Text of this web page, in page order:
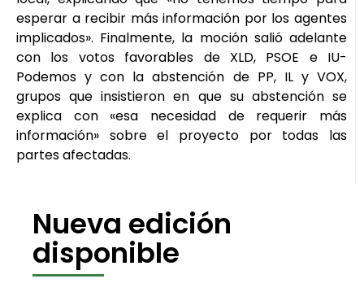
esperar a recibir más información por los agentes
implicados». Finalmente, la moción salió adelante
con los votos favorables de XLD, PSOE e IU-
Podemos y con la abstención de PP, IL y VOX,
grupos que insistieron en que su abstención se
explica con «esa necesidad de requerir más
información» sobre el proyecto por todas las
partes afectadas.
Nueva edición
disponible